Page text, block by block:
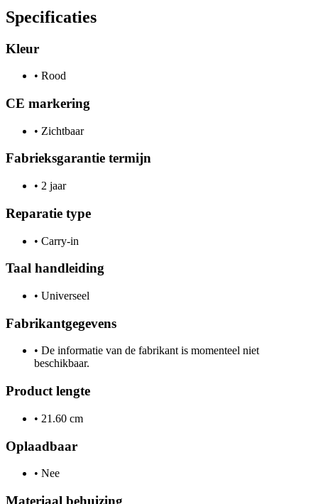
Specificaties
Kleur
• Rood
CE markering
• Zichtbaar
Fabrieksgarantie termijn
• 2 jaar
Reparatie type
• Carry-in
Taal handleiding
• Universeel
Fabrikantgegevens
• De informatie van de fabrikant is momenteel niet
beschikbaar.
Product lengte
• 21.60 cm
Oplaadbaar
• Nee
Materiaal behuizing